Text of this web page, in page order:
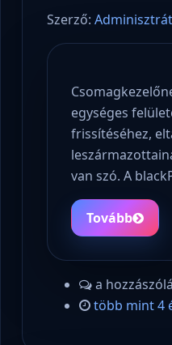
Szerző:
egységes
frissítéséhez,
van szó. A
Tovább
a
több mint 4